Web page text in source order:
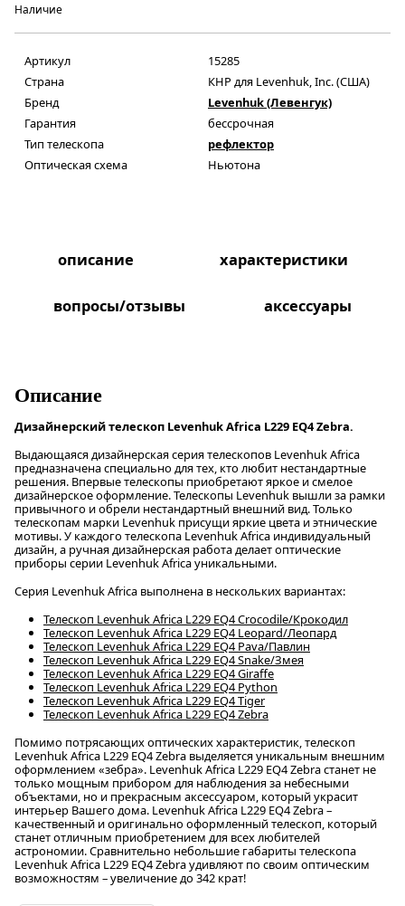
Наличие
Артикул
15285
Страна
КНР для Levenhuk, Inc. (США)
Бренд
Levenhuk (Левенгук)
Гарантия
бессрочная
Тип телескопа
рефлектор
Оптическая схема
Ньютона
описание характеристики
вопросы/отзывы аксессуары
Описание
Дизайнерский телескоп Levenhuk Africa L229 EQ4 Zebra.
Выдающаяся дизайнерская серия телескопов Levenhuk Africa
предназначена специально для тех, кто любит нестандартные
решения. Впервые телескопы приобретают яркое и смелое
дизайнерское оформление. Телескопы Levenhuk вышли за рамки
привычного и обрели нестандартный внешний вид. Только
телескопам марки Levenhuk присущи яркие цвета и этнические
мотивы. У каждого телескопа Levenhuk Africa индивидуальный
дизайн, а ручная дизайнерская работа делает оптические
приборы серии Levenhuk Africa уникальными.
Серия Levenhuk Africa выполнена в нескольких вариантах:
Телескоп Levenhuk Africa L229 EQ4 Crocodile/Крокодил
Телескоп Levenhuk Africa L229 EQ4 Leopard/Леопард
Телескоп Levenhuk Africa L229 EQ4 Pava/Павлин
Телескоп Levenhuk Africa L229 EQ4 Snake/Змея
Телескоп Levenhuk Africa L229 EQ4 Giraffe
Телескоп Levenhuk Africa L229 EQ4 Python
Телескоп Levenhuk Africa L229 EQ4 Tiger
Телескоп Levenhuk Africa L229 EQ4 Zebra
Помимо потрясающих оптических характеристик, телескоп
Levenhuk Africa L229 EQ4 Zebra выделяется уникальным внешним
оформлением «зебра». Levenhuk Africa L229 EQ4 Zebra станет не
только мощным прибором для наблюдения за небесными
объектами, но и прекрасным аксессуаром, который украсит
интерьер Вашего дома. Levenhuk Africa L229 EQ4 Zebra –
качественный и оригинально оформленный телескоп, который
станет отличным приобретением для всех любителей
астрономии. Сравнительно небольшие габариты телескопа
Levenhuk Africa L229 EQ4 Zebra удивляют по своим оптическим
возможностям – увеличение до 342 крат!